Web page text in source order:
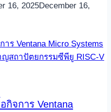
16, 2025December 16,
กิจการ Ventana